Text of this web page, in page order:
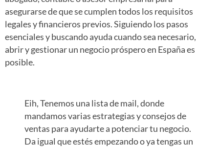
asegurarse de que se cumplen todos los requisitos
legales y financieros previos. Siguiendo los pasos
esenciales y buscando ayuda cuando sea necesario,
abrir y gestionar un negocio próspero en España es
posible.
Eih, Tenemos una lista de mail, donde
mandamos varias estrategias y consejos de
ventas para ayudarte a potenciar tu negocio.
Da igual que estés empezando o ya tengas un